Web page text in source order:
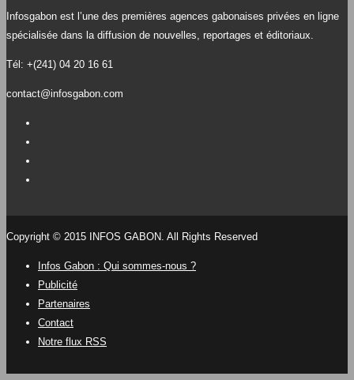
Infosgabon est l’une des premières agences gabonaises privées en ligne
spécialisée dans la diffusion de nouvelles, reportages et éditoriaux.
Tél: +(241) 04 20 16 61
contact@infosgabon.com
Copyright © 2015 INFOS GABON. All Rights Reserved
Infos Gabon : Qui sommes-nous ?
Publicité
Partenaires
Contact
Notre flux RSS